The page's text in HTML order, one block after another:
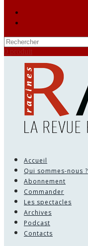
0 produit
Accueil
Qui sommes-nous ?
Abonnement
Commander
Les spectacles
Archives
Podcast
Contacts